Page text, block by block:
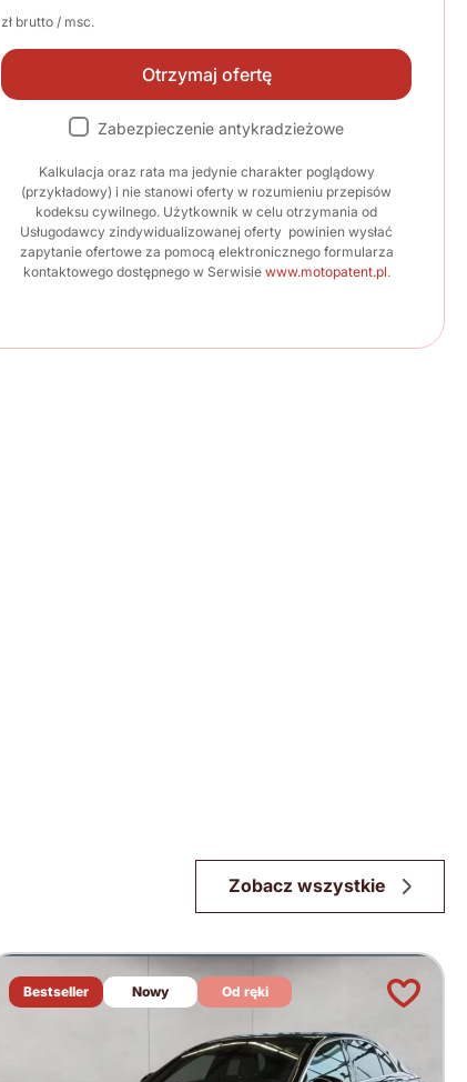
zł brutto / msc.
Otrzymaj ofertę
Zabezpieczenie antykradzieżowe
Kalkulacja oraz rata ma jedynie charakter poglądowy
(przykładowy) i nie stanowi oferty w rozumieniu przepisów
kodeksu cywilnego. Użytkownik w celu otrzymania od
Usługodawcy zindywidualizowanej oferty powinien wysłać
zapytanie ofertowe za pomocą elektronicznego formularza
kontaktowego dostępnego w Serwisie www.motopatent.pl.
Zobacz wszystkie
Bestseller Nowy Od ręki